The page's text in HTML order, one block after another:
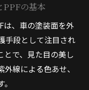
用アイデア集
と実用性を解説
仕上がり比較
いと選び方
PPFの基本
は、車の塗装面を外
手段として注目され
とで、見た目の美し
線による色あせ、